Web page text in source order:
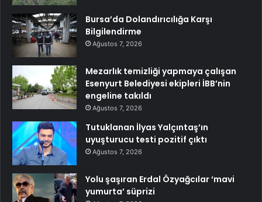
Bursa’da Dolandırıcılığa Karşı
Bilgilendirme
Ağustos 7, 2026
Mezarlık temizliği yapmaya çalışan
Esenyurt Belediyesi ekipleri İBB’nin
engeline takıldı
Ağustos 7, 2026
Tutuklanan İlyas Yalçıntaş’ın
uyuşturucu testi pozitif çıktı
Ağustos 7, 2026
Yolu şaşıran Erdal Özyağcılar ‘mavi
yumurta’ süprizi